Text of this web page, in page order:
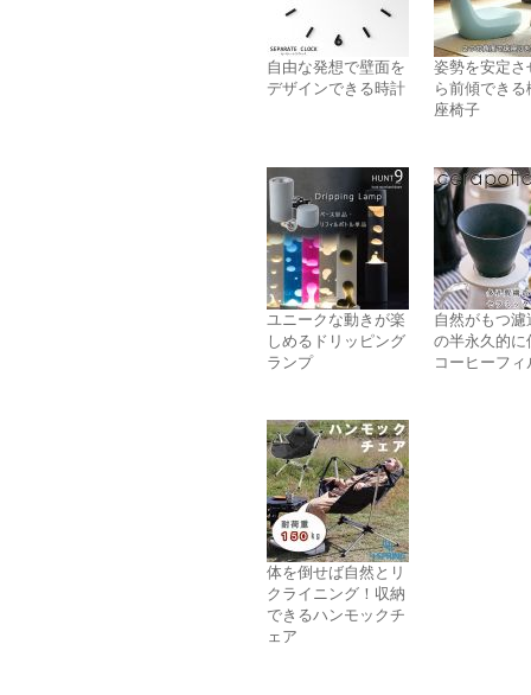
自由な発想で壁面を
デザインできる時計
姿勢を安定さ
ら前傾できる
座椅子
ユニークな動きが楽
しめるドリッピング
ランプ
自然がもつ濾
の半永久的に
コーヒーフィ
体を倒せば自然とリ
クライニング！収納
できるハンモックチ
ェア